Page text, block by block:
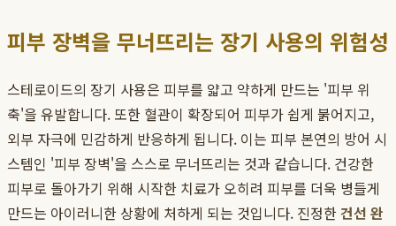
피부 장벽을 무너뜨리는 장기 사용의 위험성
스테로이드의 장기 사용은 피부를 얇고 약하게 만드는 '피부 위
축'을 유발합니다. 또한 혈관이 확장되어 피부가 쉽게 붉어지고,
외부 자극에 민감하게 반응하게 됩니다. 이는 피부 본연의 방어 시
스템인 '피부 장벽'을 스스로 무너뜨리는 것과 같습니다. 건강한
피부로 돌아가기 위해 시작한 치료가 오히려 피부를 더욱 병들게
만드는 아이러니한 상황에 처하게 되는 것입니다. 진정한건선 완